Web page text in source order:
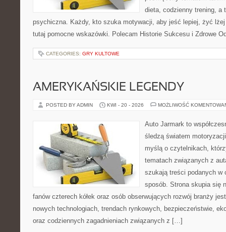
dieta, codzienny trening, a
psychiczna. Każdy, kto szuka motywacji, aby jeść lepiej, żyć
tutaj pomocne wskazówki. Polecam Historie Sukcesu i Zdrowe
CATEGORIES: GRY KULTOWE
AMERYKAŃSKIE LEGENDY
POSTED BY ADMIN KWI - 20 - 2026 MOŻLIWOŚĆ
Auto Jarmark to
śledzą światem
myślą o czytelnikach,
tematach związanych z
szukają treści podanych w
sposób. Strona skupia się
fanów czterech kółek oraz osób obserwujących rozwój branży
nowych technologiach, trendach rynkowych, bezpieczeństwie,
oraz codziennych zagadnieniach związanych z […]